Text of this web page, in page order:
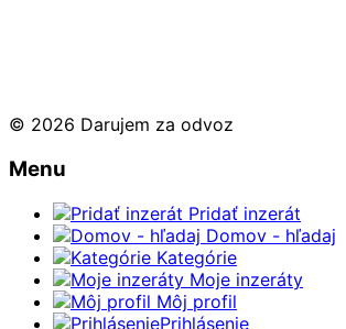
© 2026 Darujem za odvoz
Menu
Pridať inzerát
Domov - hľadaj
Kategórie
Moje inzeráty
Môj profil
Prihlásenie